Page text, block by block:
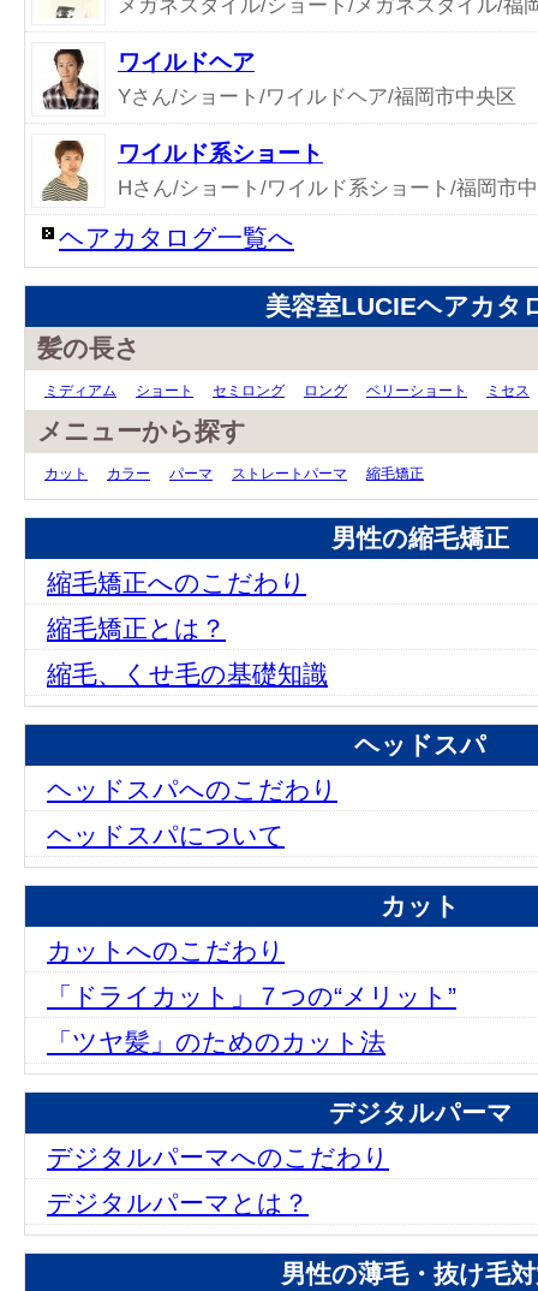
メガネスタイル/ショート/メガネスタイル/福
ワイルドヘア
Yさん/ショート/ワイルドヘア/福岡市中央区
ワイルド系ショート
Hさん/ショート/ワイルド系ショート/福岡市
ヘアカタログ一覧へ
美容室LUCIEヘアカタ
髪の長さ
ミディアム ショート セミロング ロング ベリーショート ミセス
メニューから探す
カット カラー パーマ ストレートパーマ 縮毛矯正
男性の縮毛矯正
縮毛矯正へのこだわり
縮毛矯正とは？
縮毛、くせ毛の基礎知識
ヘッドスパ
ヘッドスパへのこだわり
ヘッドスパについて
カット
カットへのこだわり
「ドライカット」７つの“メリット”
「ツヤ髪」のためのカット法
デジタルパーマ
デジタルパーマへのこだわり
デジタルパーマとは？
男性の薄毛・抜け毛